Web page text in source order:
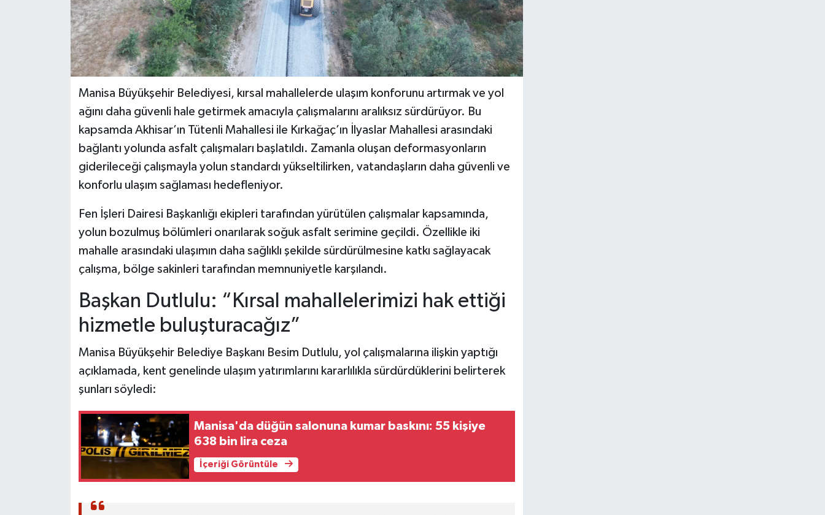
Manisa Büyükşehir Belediyesi, kırsal mahallelerde ulaşım konforunu artırmak ve yol
ağını daha güvenli hale getirmek amacıyla çalışmalarını aralıksız sürdürüyor. Bu
kapsamda Akhisar’ın Tütenli Mahallesi ile Kırkağaç’ın İlyaslar Mahallesi arasındaki
bağlantı yolunda asfalt çalışmaları başlatıldı. Zamanla oluşan deformasyonların
giderileceği çalışmayla yolun standardı yükseltilirken, vatandaşların daha güvenli ve
konforlu ulaşım sağlaması hedefleniyor.
Fen İşleri Dairesi Başkanlığı ekipleri tarafından yürütülen çalışmalar kapsamında,
yolun bozulmuş bölümleri onarılarak soğuk asfalt serimine geçildi. Özellikle iki
mahalle arasındaki ulaşımın daha sağlıklı şekilde sürdürülmesine katkı sağlayacak
çalışma, bölge sakinleri tarafından memnuniyetle karşılandı.
Başkan Dutlulu: “Kırsal mahallelerimizi hak ettiği
hizmetle buluşturacağız”
Manisa Büyükşehir Belediye Başkanı Besim Dutlulu, yol çalışmalarına ilişkin yaptığı
açıklamada, kent genelinde ulaşım yatırımlarını kararlılıkla sürdürdüklerini belirterek
şunları söyledi:
Manisa'da düğün salonuna kumar baskını: 55 kişiye
638 bin lira ceza
İçeriği Görüntüle